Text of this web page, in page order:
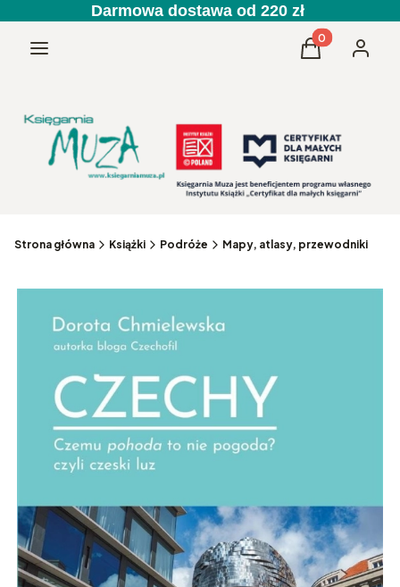
Darmowa dostawa od 220 zł
Menu Produkty w
Koszyk
Strona główna Książki Podróże Mapy, atlasy, przewodniki